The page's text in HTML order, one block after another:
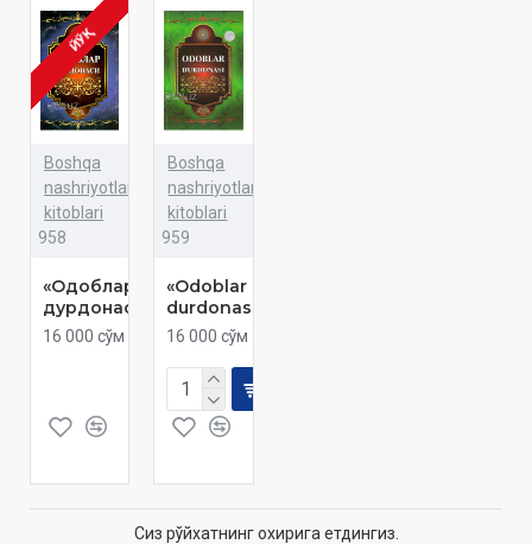
ЙЎҚ
Boshqa
nashriyotlar
kitoblari
958
«Одоблар
дурдонаси»
16 000 сўм
Boshqa
nashriyotlar
kitoblari
959
«Odoblar
durdonasi»
16 000 сўм
Сиз рўйхатнинг охирига етдингиз.